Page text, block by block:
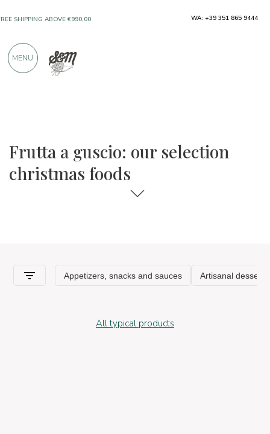
Frutta a guscio: our selection
christmas foods
All typical products
SHIPPING ABOVE €990,00
PRODUCTS FROM EXCELLENT
WA: +39 351 865 9444
MENU